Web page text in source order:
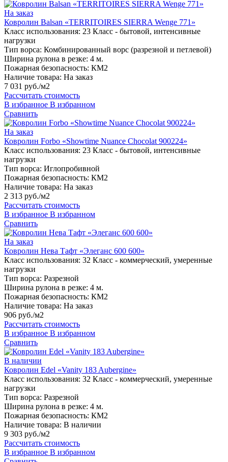
На заказ
Ковролин Balsan «TERRITOIRES SIERRA Wenge 771»
Класс использования: 23 Класс - бытовой, интенсивные
нагрузки
Тип ворса: Комбинированный ворс (разрезной и петлевой)
Ширина рулона в резке: 4 м.
Пожарная безопасность: КМ2
Наличие товара: На заказ
7 031 руб./м2
Рассчитать стоимость
В избранное В избранном
Сравнить
На заказ
Ковролин Forbo «Showtime Nuance Сhocolat 900224»
Класс использования: 23 Класс - бытовой, интенсивные
нагрузки
Тип ворса: Иглопробивной
Пожарная безопасность: КМ2
Наличие товара: На заказ
2 313 руб./м2
Рассчитать стоимость
В избранное В избранном
Сравнить
На заказ
Ковролин Нева Тафт «Элеганс 600 600»
Класс использования: 32 Класс - коммерческий, умеренные
нагрузки
Тип ворса: Разрезной
Ширина рулона в резке: 4 м.
Пожарная безопасность: КМ2
Наличие товара: На заказ
906 руб./м2
Рассчитать стоимость
В избранное В избранном
Сравнить
В наличии
Ковролин Edel «Vanity 183 Aubergine»
Класс использования: 32 Класс - коммерческий, умеренные
нагрузки
Тип ворса: Разрезной
Ширина рулона в резке: 4 м.
Пожарная безопасность: КМ2
Наличие товара: В наличии
9 303 руб./м2
Рассчитать стоимость
В избранное В избранном